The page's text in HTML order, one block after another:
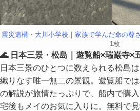
震災遺構・大川小学校｜家族で学んだ命の尊
1枚
🌊 日本三景・松島｜遊覧船×瑞巌寺×
日本三景のひとつに数えられる松島
織りなす唯一無二の景観。遊覧船で
の解説が旅情たっぷりで、船内で購
宅後もメイのお気に入りに。無料で